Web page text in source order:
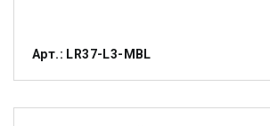
Арт.: LR37-L3-MBL